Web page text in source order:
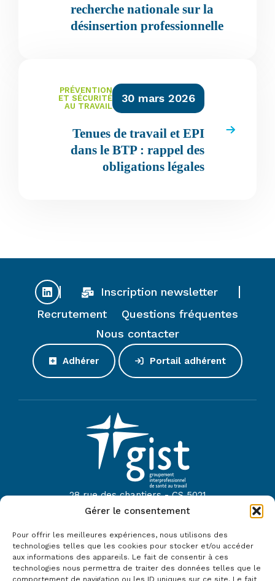
Gérer le consentement
Pour offrir les meilleures expériences, nous utilisons des
technologies telles que les cookies pour stocker et/ou accéder
aux informations des appareils. Le fait de consentir à ces
technologies nous permettra de traiter des données telles que le
comportement de navigation ou les ID uniques sur ce site. Le fait
recherche nationale sur la
désinsertion professionnelle
PRÉVENTION
ET SÉCURITÉ
AU TRAVAIL
30 mars 2026
Tenues de travail et EPI
dans le BTP : rappel des
obligations légales
Inscription newsletter
Recrutement
Questions fréquentes
Nous contacter
Adhérer Portail adhérent
28 rue des chantiers - CS 5021
44614 Saint-Nazaire
Tel :02 40 22 52 42
Mail :contact@gist44.fr
Le GIST fait partie du réseau :